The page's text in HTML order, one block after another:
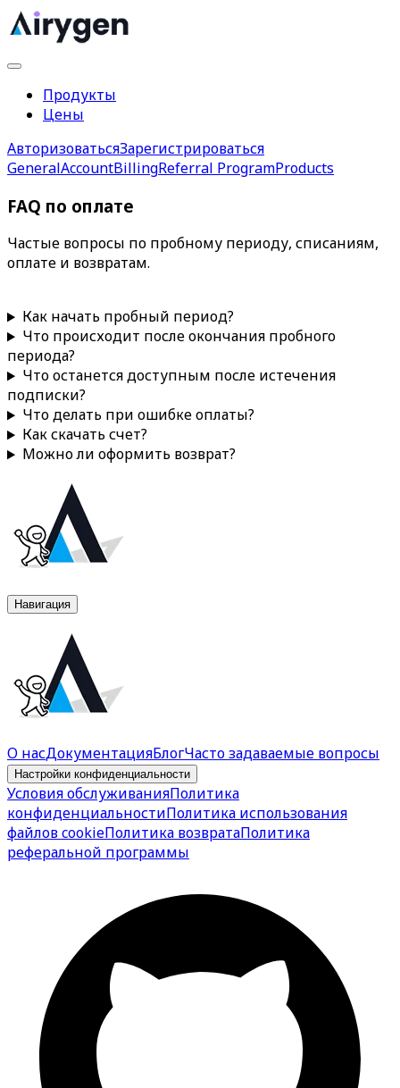
Продукты
Цены
АвторизоватьсяЗарегистрироваться
GeneralAccountBillingReferral ProgramProducts
FAQ по оплате
Частые вопросы по пробному периоду, списаниям,
оплате и возвратам.
Как начать пробный период?
Что происходит после окончания пробного
периода?
Что останется доступным после истечения
подписки?
Что делать при ошибке оплаты?
Как скачать счет?
Можно ли оформить возврат?
Навигация
О насДокументацияБлогЧасто задаваемые вопросы
Настройки конфиденциальности
Условия обслуживанияПолитика
конфиденциальностиПолитика использования
файлов cookieПолитика возвратаПолитика
реферальной программы